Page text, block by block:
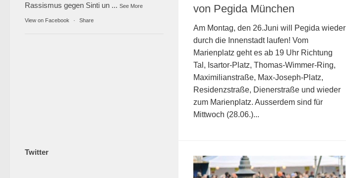
von Pegida München
Am Montag, den 26.Juni will Pegida wieder
durch die Innenstadt laufen! Vom
Marienplatz geht es ab 19 Uhr Richtung
Tal, Isartor-Platz, Thomas-Wimmer-Ring,
Maximilianstraße, Max-Joseph-Platz,
Residenzstraße, Dienerstraße und wieder
zum Marienplatz. Ausserdem sind für
Mittwoch (28.06.)...
Rassismus gegen Sinti un ... See More
View on Facebook · Share
Twitter